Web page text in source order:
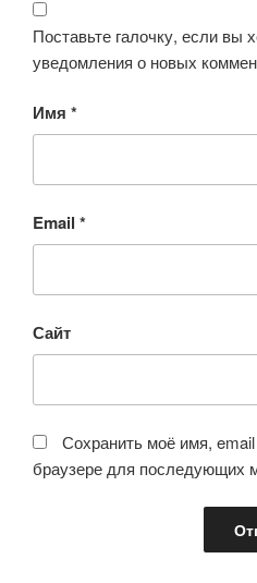
Поставьте галочку, если вы
уведомления о новых
Имя *
Email *
Сайт
Сохранить моё имя,
браузере для последующих